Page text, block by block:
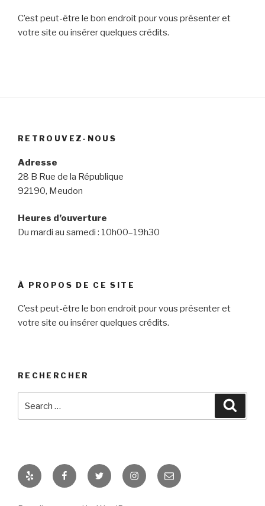
C’est peut-être le bon endroit pour vous présenter et
votre site ou insérer quelques crédits.
RETROUVEZ-NOUS
Adresse
28 B Rue de la République
92190, Meudon
Heures d’ouverture
Du mardi au samedi : 10h00–19h30
À PROPOS DE CE SITE
C’est peut-être le bon endroit pour vous présenter et
votre site ou insérer quelques crédits.
RECHERCHER
Yelp FacebookTwitter Instagram
E-
mail